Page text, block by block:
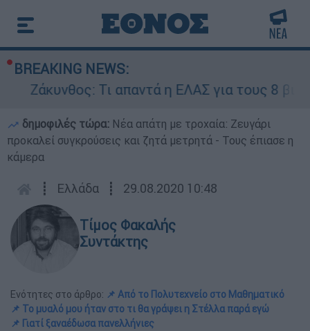
BREAKING NEWS:
Τι απαντά η ΕΛΑΣ για τους 8 βιασμούς
δημοφιλές τώρα: Νέα απάτη με τροχαία: Ζευγάρι
προκαλεί συγκρούσεις και ζητά μετρητά - Τους έπιασε η
κάμερα
┋ Ελλάδα ┋ 29.08.2020 10:48
Τίμος Φακαλής
Συντάκτης
Ενότητες στο άρθρο: 📌 Από το Πολυτεχνείο στο Μαθηματικό
📌 Το μυαλό μου ήταν στο τι θα γράψει η Στέλλα παρά εγώ
📌 Γιατί ξαναέδωσα πανελλήνιες